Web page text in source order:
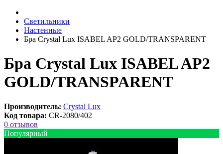
Светильники
Настенные
Бра Crystal Lux ISABEL AP2 GOLD/TRANSPARENT
Бра Crystal Lux ISABEL AP2
GOLD/TRANSPARENT
Производитель: Crystal Lux
Код товара: CR-2080/402
0 отзывов
Популярный